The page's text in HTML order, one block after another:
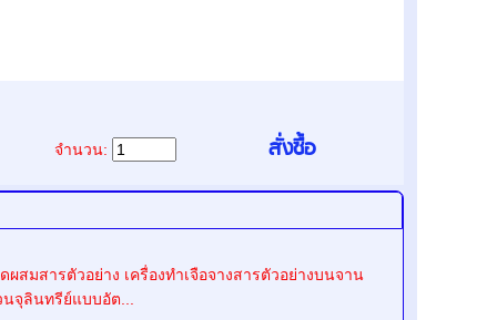
จำนวน:
ผสมสารตัวอย่าง เครื่องทำเจือจางสารตัวอย่างบนจาน
จุลินทรีย์แบบอัต...